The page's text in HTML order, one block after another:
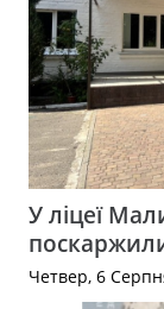
У ліцеї
Четвер, 6